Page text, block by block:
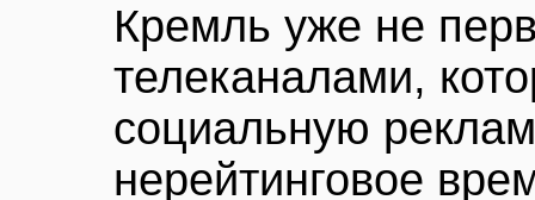
Кремль уже не
телеканалами,
социальную
нерейтинговое